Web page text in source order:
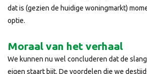
dat is (gezien de huidige woningmarkt)
optie.
Moraal van het verhaal
We kunnen nu wel concluderen dat de
eigen staart bijt. De voordelen die we